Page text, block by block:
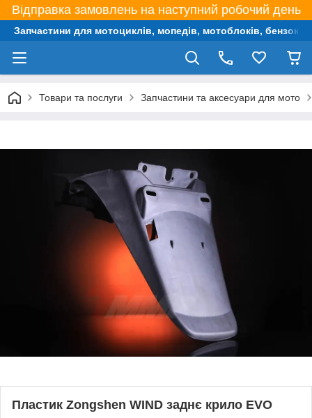
Відправка замовлень на наступний робочий день
Запчастини для мотоциклів, мопедів, мотоблоків,
Товари та послуги Запчастини та аксесуари для мото
Пластик Zongshen WIND заднє крило EVO